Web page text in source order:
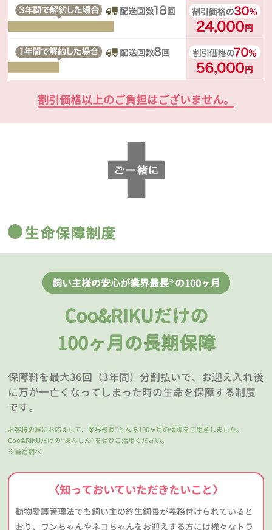
割引価格以上のご負担はございません。
生命保障制度
飼い主様の安心が業界最長※の100ヶ月
Coo&RIKUだけの
100ヶ月の長期保障
保障料を最大36回（3年間）分割払いで、お迎え入れ後
に万が一亡くなってしまった時の生命を保障する制度
です。
お客様の声にお応えして、業界最長 ※ となる100ヶ月の保障をご用意しました。
Coo&RIKUだけの“あんしん”をぜひご活用ください。
※当社調べ
〈知っておいていただきたいこと〉
動物愛護管理法でも飼い主の終生飼養が義務付けられていると
おり、ワンちゃんやネコちゃんをお迎えする方には様々なトラ